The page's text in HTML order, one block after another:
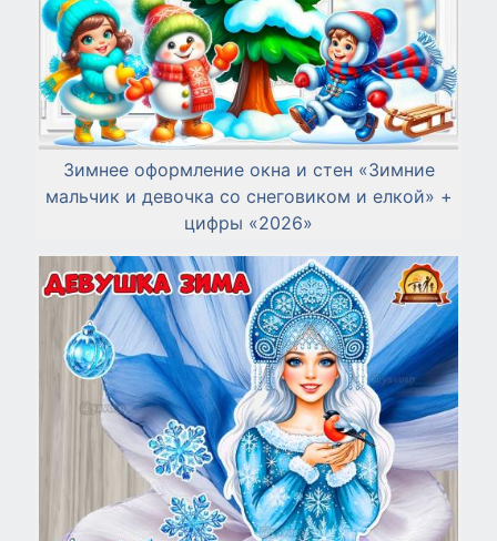
Зимнее оформление окна и стен «Зимние
мальчик и девочка со снеговиком и елкой» +
цифры «2026»